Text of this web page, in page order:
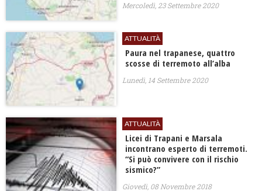
Mercoledì, 23 Settembre 2020
ATTUALITÀ
Paura nel trapanese, quattro
scosse di terremoto all’alba
Lunedì, 14 Settembre 2020
ATTUALITÀ
Licei di Trapani e Marsala
incontrano esperto di terremoti.
“Si può convivere con il rischio
sismico?”
Giovedì, 08 Novembre 2018